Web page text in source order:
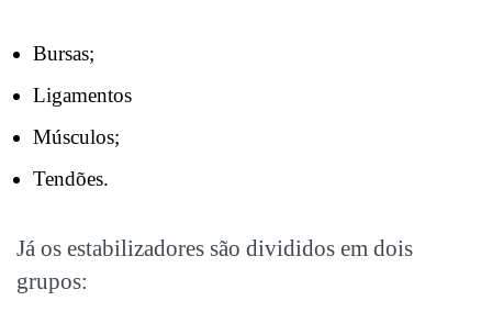
Bursas;
Ligamentos
Músculos;
Tendões.
Já os estabilizadores são divididos em dois
grupos: